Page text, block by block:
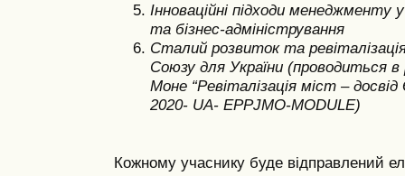
Інноваційні підходи менеджменту
та бізнес-адміністрування
Сталий розвиток та
Союзу для України (проводиться
Моне “Ревіталізація міст –
2020- UA- EPPJMO-MODULE)
Кожному учаснику буде відправлений